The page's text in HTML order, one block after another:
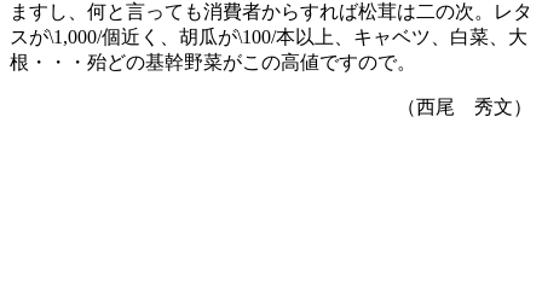
ますし、何と言っても消費者からすれば松茸は二の次。レタ
スが\1,000/個近く、胡瓜が\100/本以上、キャベツ、白菜、大
根・・・殆どの基幹野菜がこの高値ですので。
（西尾 秀文）